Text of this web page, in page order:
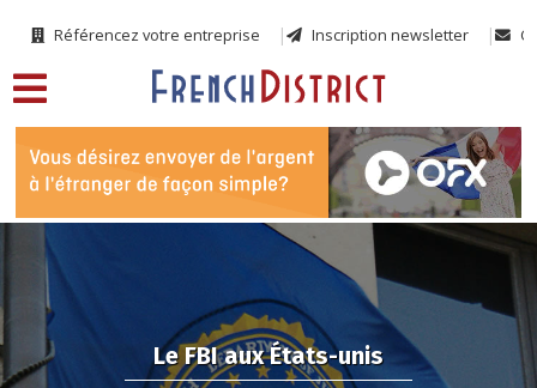
Référencez votre entreprise Inscription newsletter
Le FBI aux États-unis